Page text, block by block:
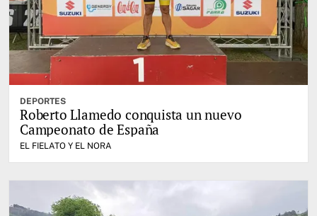
DEPORTES
Roberto Llamedo conquista un nuevo
Campeonato de España
EL FIELATO Y EL NORA